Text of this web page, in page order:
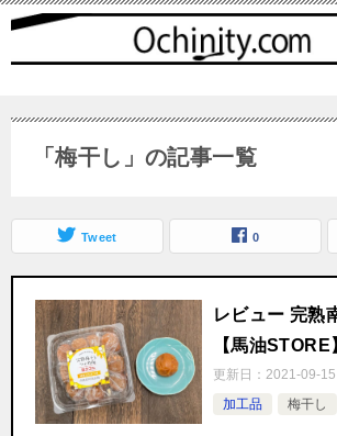
「梅干し」の記事一覧
Tweet 0
レビュー 完熟
【馬油STORE
更新日： 2021-09-15
加工品
梅干し